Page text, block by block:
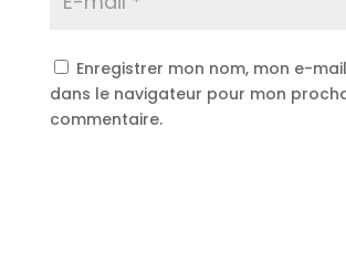
Enregistrer mon nom, mon e-
dans le navigateur pour mon
commentaire.